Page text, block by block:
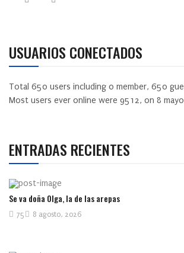
USUARIOS CONECTADOS
Total 650 users including 0 member, 650
Most users ever online were 9512, on 8
ENTRADAS RECIENTES
Se va doña Olga, la de las arepas
8 agosto, 2026
75